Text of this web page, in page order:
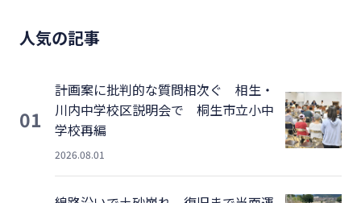
人気の記事
01
計画案に批判的な質問相次ぐ 相生・
川内中学校区説明会で 桐生市立小中
学校再編
2026.08.01